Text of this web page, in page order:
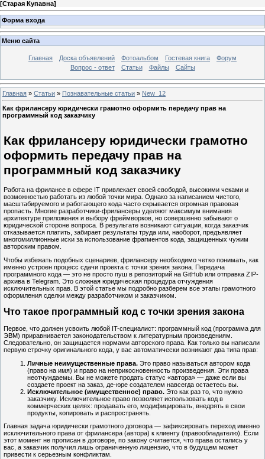
[Старая Купавна]
Форма входа
Меню сайта
Главная Доска объявлений Фотоальбом Гостевая книга
Форум
Вопрос - ответ
Статьи Файлы Сайты
Главная » Статьи » Познавательные статьи » New_12
Как фрилансеру юридически грамотно оформить передачу прав на
программный код заказчику
Как фрилансеру юридически грамотно
оформить передачу прав на
программный код заказчику
Работа на фрилансе в сфере IT привлекает своей свободой, высокими чеками и
возможностью работать из любой точки мира. Однако за написанием чистого,
масштабируемого и работающего кода часто скрывается огромная правовая
пропасть. Многие разработчики-фрилансеры уделяют максимум внимания
архитектуре приложения и выбору фреймворков, но совершенно забывают о
юридической стороне вопроса. В результате возникают ситуации, когда заказчик
отказывается платить, забирает результаты труда или, наоборот, предъявляет
многомиллионные иски за использование фрагментов кода, защищенных чужим
авторским правом.
Чтобы избежать подобных сценариев, фрилансеру необходимо четко понимать, как
именно устроен процесс сдачи проекта с точки зрения закона. Передача
программного кода — это не просто пуш в репозиторий на GitHub или отправка ZIP-
архива в Telegram. Это сложная юридическая процедура отчуждения
исключительных прав. В этой статье мы подробно разберем все этапы грамотного
оформления сделки между разработчиком и заказчиком.
Что такое программный код с точки зрения закона
Первое, что должен усвоить любой IT-специалист: программный код (программа для
ЭВМ) приравнивается законодательством к литературным произведениям.
Следовательно, он защищается нормами авторского права. Как только вы написали
первую строчку оригинального кода, у вас автоматически возникают два типа прав:
Личные неимущественные права. Это право называться автором кода
(право на имя) и право на неприкосновенность произведения. Эти права
неотчуждаемы. Вы не можете продать статус «автора» — даже если вы
создаете проект на заказ, де-юре создателем навсегда остаетесь вы.
Исключительное (имущественное) право. Это как раз то, что нужно
заказчику. Исключительное право позволяет использовать код в
коммерческих целях: продавать его, модифицировать, внедрять в свои
продукты, копировать и распространять.
Главная задача юридически грамотного договора — зафиксировать переход именно
исключительного права от фрилансера (автора) к клиенту (правообладателю). Если
этот момент не прописан в договоре, по закону считается, что права остались у
вас, а заказчик получил лишь ограниченную лицензию, что в будущем может
привести к серьезным конфликтам.